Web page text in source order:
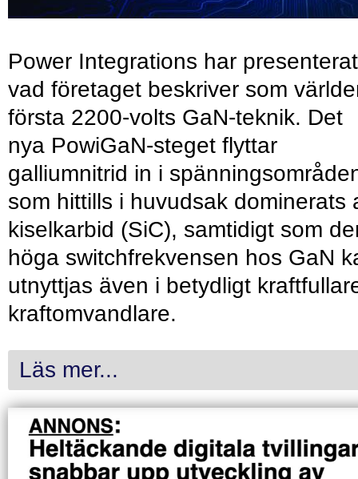
Power Integrations har presenterat
vad företaget beskriver som
första 2200-volts GaN-teknik. Det
nya PowiGaN-steget flyttar
galliumnitrid in i
som hittills i huvudsak dominerats
kiselkarbid (SiC), samtidigt som
höga switchfrekvensen hos GaN
utnyttjas även i betydligt
kraftomvandlare.
Läs mer...